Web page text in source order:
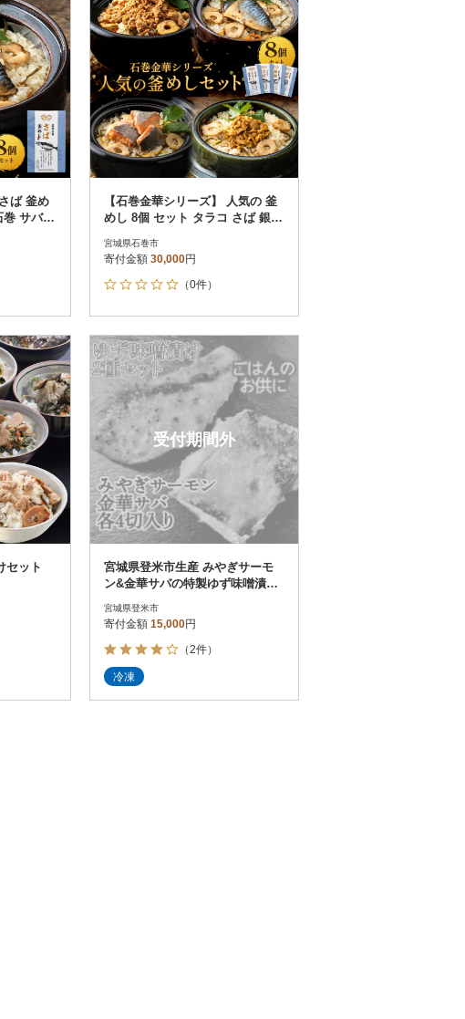
ば 釜め
巻 サバ
【石巻金華シリーズ】 人気の 釜
めし 8個 セット タラコ さば 銀鮭
宮城県石巻市
寄付金額 30,000円
（0件）
セット
受付期間外
宮城県登米市生産 みやぎサーモ
ン&金華サバの特製ゆず味噌漬け
宮城県登米市
寄付金額 15,000円
（2件）
冷凍